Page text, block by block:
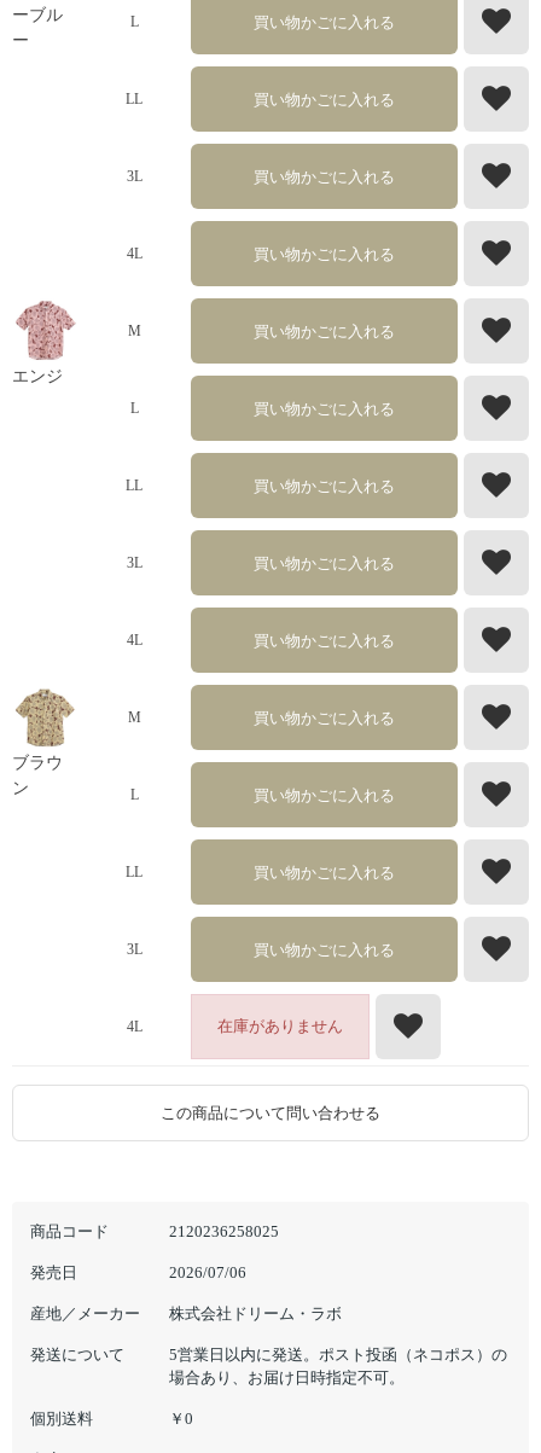
商品コード 2120236258025
発売日 2026/07/06
産地／メーカー 株式会社ドリーム・ラボ
発送について
5営業日以内に発送。ポスト投函（ネコポス）の
場合あり、お届け日時指定不可。
個別送料 ￥0
ーブル
ー
L 買い物かごに入れる
LL 買い物かごに入れる
3L 買い物かごに入れる
4L 買い物かごに入れる
エンジ
M 買い物かごに入れる
L 買い物かごに入れる
LL 買い物かごに入れる
3L 買い物かごに入れる
4L 買い物かごに入れる
ブラウ
ン
M 買い物かごに入れる
L 買い物かごに入れる
LL 買い物かごに入れる
3L 買い物かごに入れる
4L 在庫がありません
この商品について問い合わせる